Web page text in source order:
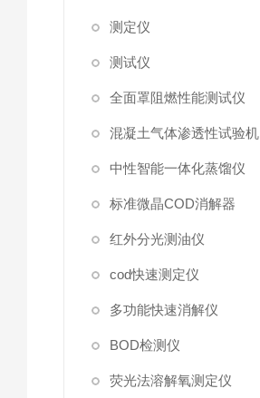
测定仪
测试仪
全面罩阻燃性能测试仪
混凝土气体渗透性试验机
中性智能一体化蒸馏仪
标准微晶COD消解器
红外分光测油仪
cod快速测定仪
多功能快速消解仪
BOD检测仪
荧光法溶解氧测定仪